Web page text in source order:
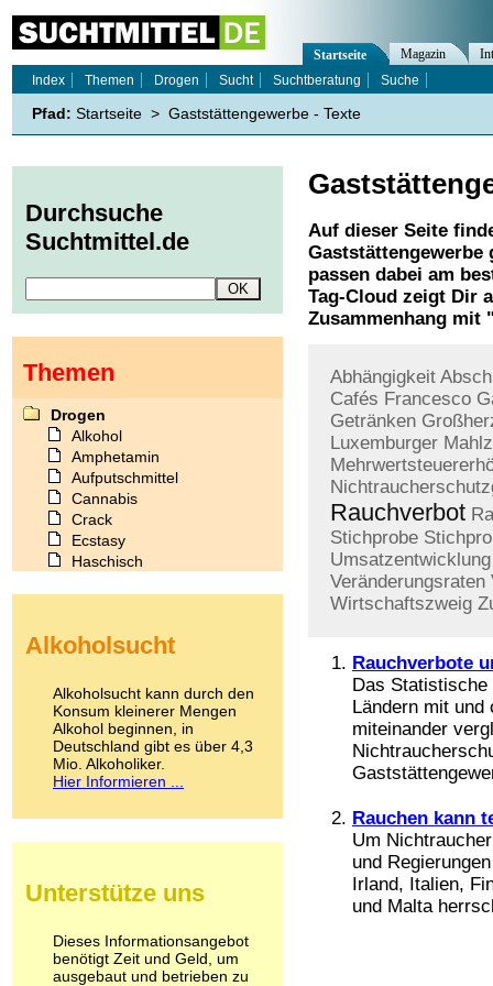
Auf dieser Seite
Gaststättengewerbe
passen dabei am
Tag-Cloud zeigt Dir
Zusammenhang mit
Abhängigkeit
Cafés Francesco
Getränken
Luxemburger
Rauchverbot
Stichprobe
Umsatzentwicklung
Veränderungsraten
Wirtschaftszweig
Rauchverbote
Das
Ländern mit und
miteinander
Rauchen kann
Um
und
Irland, Italien,
und Malta
Startseite Magazin
Index
Themen Drogen Sucht Suchtberatung Suche
Pfad: Startseite > Gaststättengewerbe - Texte
Durchsuche
Suchtmittel.de
Themen
Drogen
Alkohol
Amphetamin
Aufputschmittel
Cannabis
Crack
Ecstasy
Haschisch
Kokain
LSD
Marihuana
Medikamente
Meskalin
Metamphetamin
Methadon
Pilze
Psychopharmaka
Schlafmittel
Schmerzmittel
Alkoholsucht
Alkoholsucht kann durch den
Konsum kleinerer Mengen
Alkohol beginnen, in
Deutschland gibt es über 4,3
Mio. Alkoholiker.
Hier Informieren ...
Unterstütze uns
Dieses Informationsangebot
benötigt Zeit und Geld, um
ausgebaut und betrieben zu